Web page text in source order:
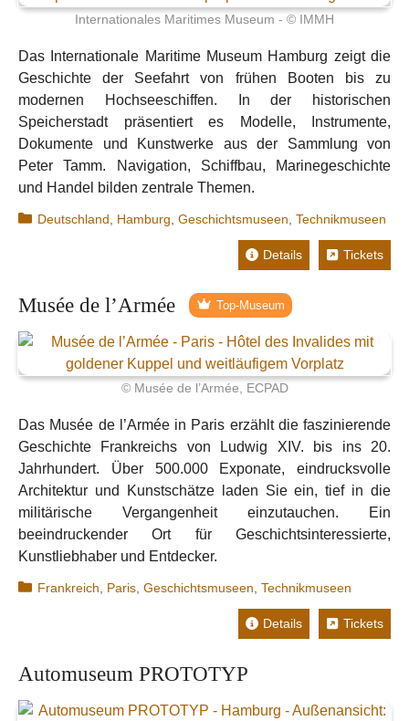
Internationales Maritimes Museum - © IMMH
Das Internationale Maritime Museum Hamburg zeigt die
Geschichte der Seefahrt von frühen Booten bis zu
modernen Hochseeschiffen. In der historischen
Speicherstadt präsentiert es Modelle, Instrumente,
Dokumente und Kunstwerke aus der Sammlung von
Peter Tamm. Navigation, Schiffbau, Marinegeschichte
und Handel bilden zentrale Themen.
Kategorien
Deutschland Hamburg ,Geschichtsmuseen ,Technikmuseen
Details Tickets
Musée de l’Armée Top-Museum
© Musée de l’Armée, ECPAD
Das Musée de l’Armée in Paris erzählt die faszinierende
Geschichte Frankreichs von Ludwig XIV. bis ins 20.
Jahrhundert. Über 500.000 Exponate, eindrucksvolle
Architektur und Kunstschätze laden Sie ein, tief in die
militärische Vergangenheit einzutauchen. Ein
beeindruckender Ort für Geschichtsinteressierte,
Kunstliebhaber und Entdecker.
Kategorien
Frankreich Paris ,Geschichtsmuseen ,Technikmuseen
Details Tickets
Automuseum PROTOTYP